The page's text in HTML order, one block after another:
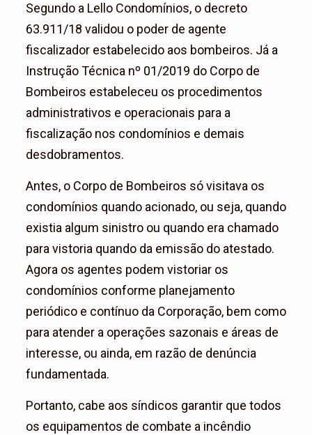
Segundo a Lello Condomínios, o decreto
63.911/18 validou o poder de agente
fiscalizador estabelecido aos bombeiros. Já a
Instrução Técnica nº 01/2019 do Corpo de
Bombeiros estabeleceu os procedimentos
administrativos e operacionais para a
fiscalização nos condomínios e demais
desdobramentos.
Antes, o Corpo de Bombeiros só visitava os
condomínios quando acionado, ou seja, quando
existia algum sinistro ou quando era chamado
para vistoria quando da emissão do atestado.
Agora os agentes podem vistoriar os
condomínios conforme planejamento
periódico e contínuo da Corporação, bem como
para atender a operações sazonais e áreas de
interesse, ou ainda, em razão de denúncia
fundamentada.
Portanto, cabe aos síndicos garantir que todos
os equipamentos de combate a incêndio